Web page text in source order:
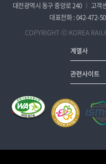
대전광역시 동구 중앙로 240
고객
대표전화 : 042-472-
COPYRIGHT ⓒ KOREA
계열사
관련사이트